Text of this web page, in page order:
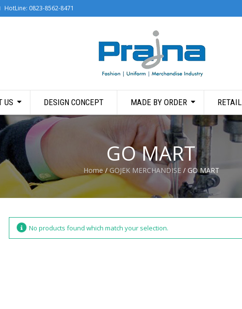
HotLine: 0823-8562-8471
US DESIGN CONCEPT MADE BY ORDER RETAIL
GO MART
Home/GOJEK MERCHANDISE/ GO MART
No products found which match your selection.